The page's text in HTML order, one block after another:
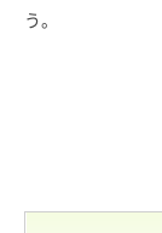
う。